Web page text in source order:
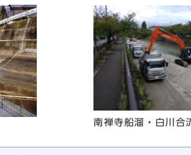
南禅寺船溜・白川合